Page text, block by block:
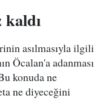
asılmasıyla ilgili
Öcalan'a adanması
konuda ne
ne diyeceğini